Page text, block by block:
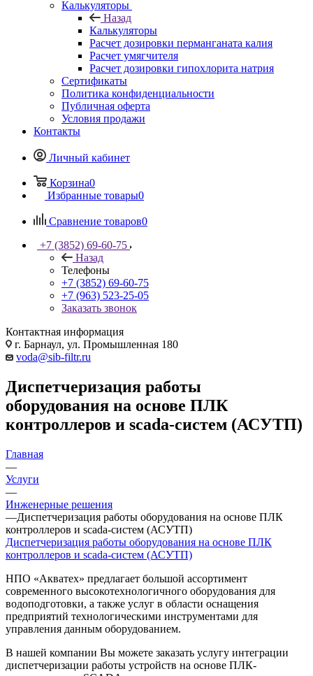
Калькуляторы
Назад
Калькуляторы
Расчет дозировки перманганата калия
Расчет умягчителя
Расчет дозировки гипохлорита натрия
Сертификаты
Политика конфиденциальности
Публичная оферта
Условия продажи
Контакты
Личный кабинет
Корзина0
Избранные товары0
Сравнение товаров0
+7 (3852) 69-60-75
Назад
Телефоны
+7 (3852) 69-60-75
+7 (963) 523-25-05
Заказать звонок
Контактная информация
г. Барнаул, ул. Промышленная 180
voda@sib-filtr.ru
Диспетчеризация работы
оборудования на основе ПЛК
контроллеров и scada-систем (АСУТП)
Главная
—
Услуги
—
Инженерные решения
—Диспетчеризация работы оборудования на основе ПЛК
контроллеров и scada-систем (АСУТП)
Диспетчеризация работы оборудования на основе ПЛК
контроллеров и scada-систем (АСУТП)
НПО «Акватех» ­предлагает большой ассортимент
современного высокотехнологичного оборудования для
водоподготовки, а также услуг в области оснащения
предприятий технологическими инструментами для
управления данным оборудованием.
В нашей компании Вы можете заказать услугу интеграции
диспетчеризации работы устройств на основе ПЛК-